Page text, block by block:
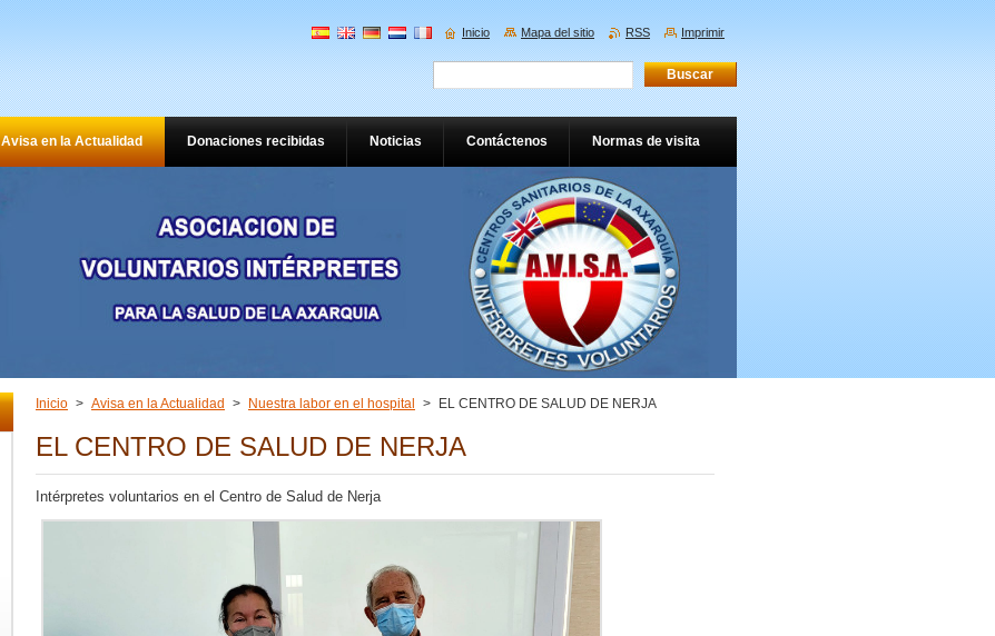
Inicio > Avisa en la Actualidad > Nuestra labor en el hospital > EL CENTRO DE SALUD DE NERJA
EL CENTRO DE SALUD DE NERJA
Intérpretes voluntarios en el Centro de Salud de Nerja
Avisa en la Actualidad Donaciones recibidas Noticias Contáctenos Normas de visita
Inicio Mapa del sitio RSS Imprimir